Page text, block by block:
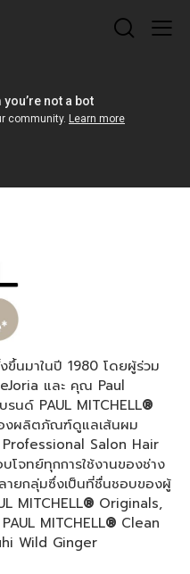
าในปี 1980 โดยผู้ร่วม
และ คุณ Paul
นด์ PAUL MITCHELL®
องผลิตภัณฑ์ดูแลเส้นผม
Salon Hair
จทย์ทุกการใช้งานของช่าง
ายกลุ่มซึ่งเป็นที่ชื่นชอบของผู้
MITCHELL® Originals,
MITCHELL® Clean
Wild Ginger